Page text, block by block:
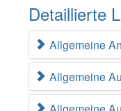
Detaillierte
Allgemeine
Allgemeine